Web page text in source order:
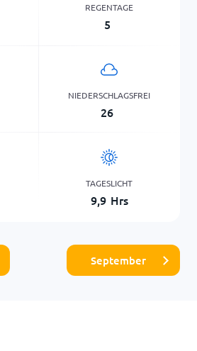
REGENTAGE
5
NIEDERSCHLAGSFREI
26
TAGESLICHT
9,9 Hrs
September